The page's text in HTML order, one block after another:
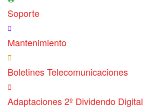
Soporte
Mantenimiento
Boletines Telecomunicaciones
Adaptaciones 2º Dividendo Digital